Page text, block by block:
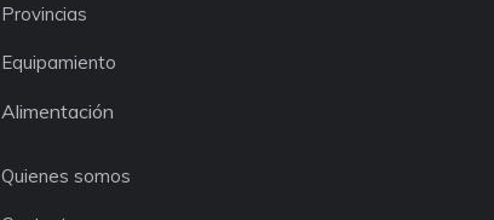
Provincias
Equipamiento
Alimentación
Quienes somos